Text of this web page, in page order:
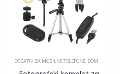
DODATKI ZA MOBILNE TELEFONE, DOM IN OPREMA